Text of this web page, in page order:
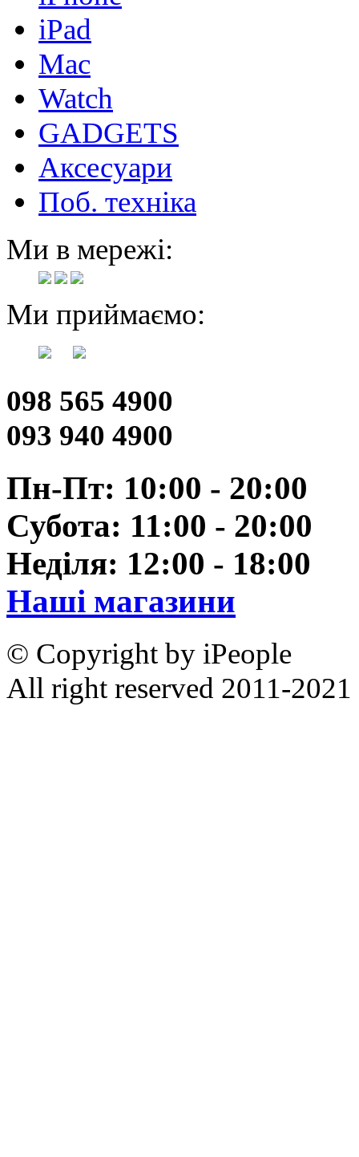
iPad
Mac
Watch
GADGETS
Аксесуари
Поб. техніка
Ми в мережі:
Ми приймаємо:
098 565 4900
093 940 4900
Пн-Пт: 10:00 - 20:00
Субота: 11:00 - 20:00
Неділя: 12:00 - 18:00
Наші магазини
© Copyright by iPeople
All right reserved 2011-2021